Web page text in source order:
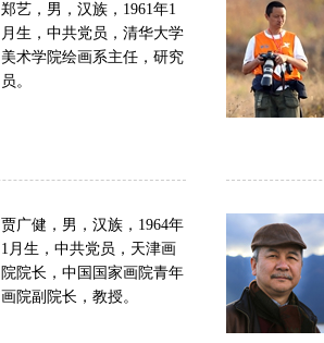
郑艺，男，汉族，1961年1
月生，中共党员，清华大学
美术学院绘画系主任，研究
员。
贾广健，男，汉族，1964年
1月生，中共党员，天津画
院院长，中国国家画院青年
画院副院长，教授。